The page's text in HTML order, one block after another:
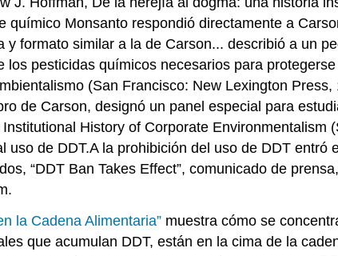
químico Monsanto respondió directamente a
y formato similar a la de Carson... describió a un
pesticidas químicos necesarios para
(San Francisco: New Lexington
de Carson, designó un panel especial para
History of Corporate
uso de DDT.A la prohibición del uso de DDT
“DDT Ban Takes Effect”, comunicado de
la Cadena Alimentaria” muestra cómo se
que acumulan DDT, están en la cima de la